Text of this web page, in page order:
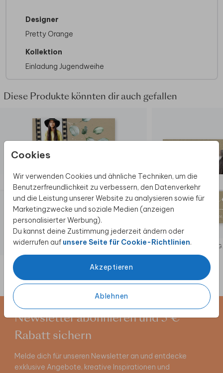
Cookies
Wir verwenden Cookies und ähnliche Techniken, um die
Benutzerfreundlichkeit zu verbessern, den Datenverkehr
und die Leistung unserer Website zu analysieren sowie für
Marketingzwecke und soziale Medien (anzeigen
personalisierter Werbung).
Du kannst deine Zustimmung jederzeit ändern oder
widerrufen auf unsere Seite für Cookie-Richtlinien.
Akzeptieren
Ablehnen
Designer
Pretty Orange
Kollektion
Einladung Jugendweihe
Diese Produkte könnten dir auch gefallen
EINLADUNG JUGENDWEIHE
Newsletter abonnieren und 5 €
Rabatt sichern
Melde dich für unseren Newsletter an und entdecke
exklusive Angebote, kreative Inspirationen und